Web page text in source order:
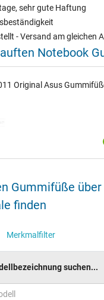
sehr gute Haftung
- Versand am gleichen
Notebook
Original Asus
Gummifüße
finden
Merkmalfilter
suchen...